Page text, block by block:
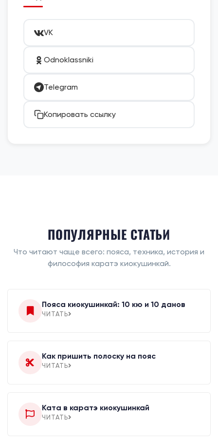
VK
Odnoklassniki
Telegram
Копировать ссылку
ПОПУЛЯРНЫЕ СТАТЬИ
Что читают чаще всего: пояса, техника, история и
философия каратэ киокушинкай.
Пояса киокушинкай: 10 кю и 10 данов
ЧИТАТЬ
Как пришить полоску на пояс
ЧИТАТЬ
Ката в каратэ киокушинкай
ЧИТАТЬ